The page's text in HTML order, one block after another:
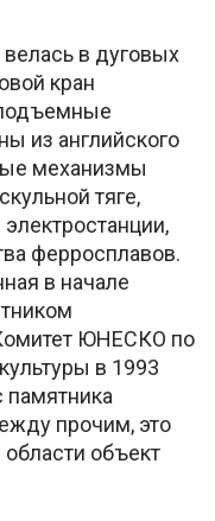
в дуговых
кран
из английского
механизмы
тяге,
ферросплавов.
в начале
ЮНЕСКО по
в 1993
памятника
прочим, это
объект